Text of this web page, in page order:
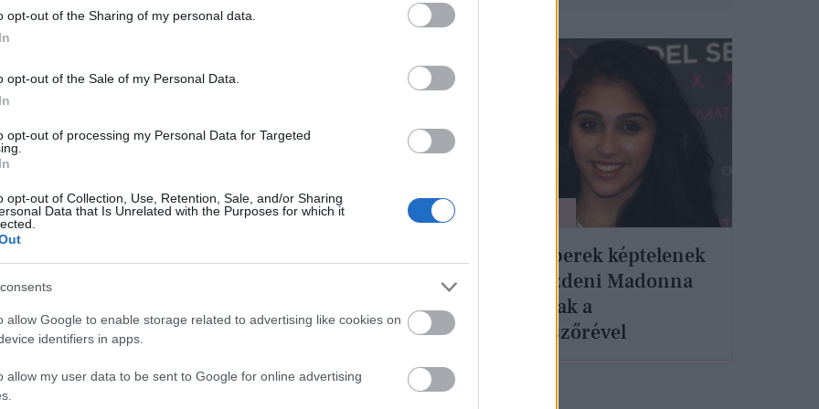
opt-out of the Sharing of my personal data.
opt-out of the Sale of my Personal Data.
opt-out of processing my Personal Data for Targeted
opt-out of Collection, Use, Retention, Sale, and/or Sharing
Data that Is Unrelated with the Purposes for which it
allow Google to enable storage related to advertising like cookies on
identifiers in apps.
allow my user data to be sent to Google for online advertising
hónaljjal pózol új fotóján
hónaljszőr a
őrület: menő
undoritó?
SZTÁROK
hónaljszőrével menőzik
Az emberek képtelenek
mit kezdeni Madonna
lányának a
hónaljszőrével